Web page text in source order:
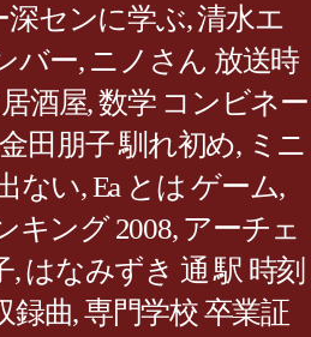
センに学ぶ,清水エ
バー, ニノさん 放送時
酒屋,数学 コンビネー
田朋子 馴れ初め, ミニ
ない,Ea とは ゲーム,
キング 2008, アーチェ
,はなみずき 通 駅 時刻
録曲,専門学校 卒業証